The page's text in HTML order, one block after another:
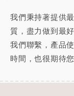
我們秉持著提供
質，盡力做到最
我們聯繫，產品
時間，也很期待您